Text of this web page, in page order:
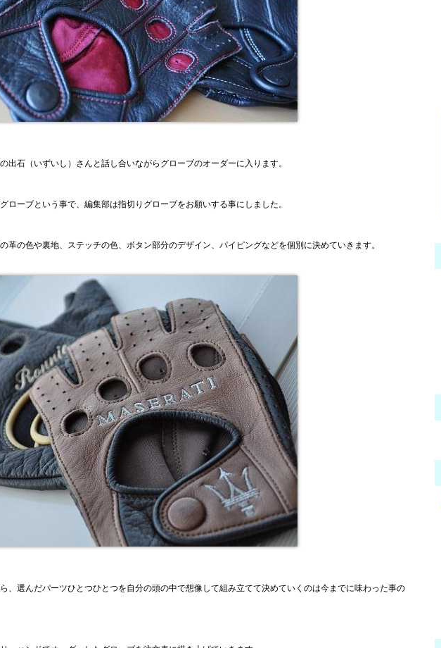
出石（いずいし）さんと話し合いながらグローブのオーダーに入ります。
ローブという事で、編集部は指切りグローブをお願いする事にしました。
革の色や裏地、ステッチの色、ボタン部分のデザイン、パイピングなどを個別に決めていきます。
、選んだパーツひとつひとつを自分の頭の中で想像して組み立てて決めていくのは今までに味わった事の